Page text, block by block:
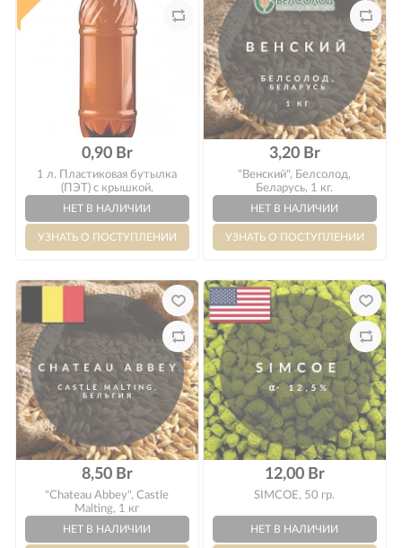
0,90 Br
1 л. Пластиковая бутылка
(ПЭТ) с крышкой.
3,20 Br
"Венский", Белсолод,
Беларусь, 1 кг.
8,50 Br
"Chateau Abbey", Castle
Malting, 1 кг
12,00 Br
SIMCOE, 50 гр.